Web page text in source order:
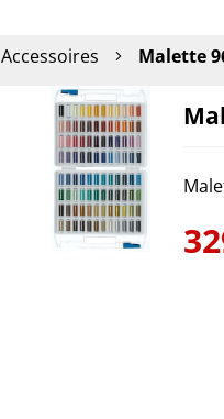
Accessoires Malette